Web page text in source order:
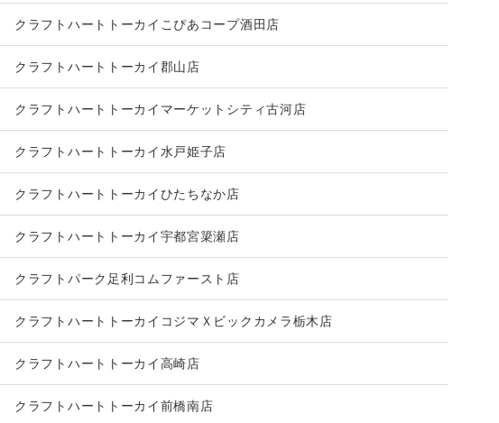
クラフトハートトーカイこぴあコープ酒田店
クラフトハートトーカイ郡山店
クラフトハートトーカイマーケットシティ古河店
クラフトハートトーカイ水戸姫子店
クラフトハートトーカイひたちなか店
クラフトハートトーカイ宇都宮簗瀬店
クラフトパーク足利コムファースト店
クラフトハートトーカイコジマＸビックカメラ栃木店
クラフトハートトーカイ高崎店
クラフトハートトーカイ前橋南店